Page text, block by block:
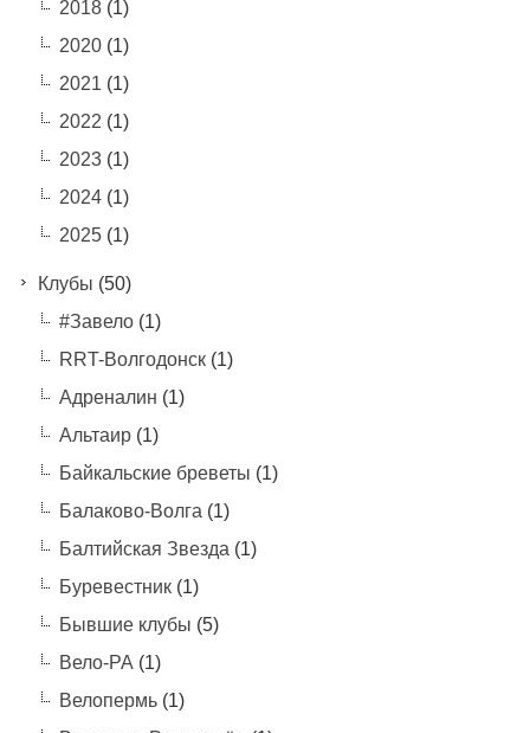
2018(1)
2020(1)
2021 (1)
2022 (1)
2023(1)
2024(1)
2025(1)
Клубы (50)
#Завело(1)
RRT-Волгодонск(1)
Адреналин (1)
Альтаир(1)
Байкальские бреветы (1)
Балаково-Волга (1)
Балтийская Звезда (1)
Буревестник(1)
Бывшие клубы (5)
Вело-РА (1)
Велопермь(1)